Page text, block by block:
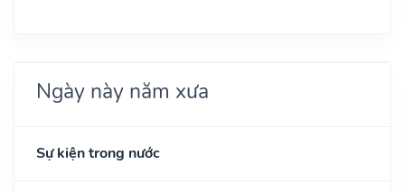
Ngày này năm xưa
Sự kiện trong nước